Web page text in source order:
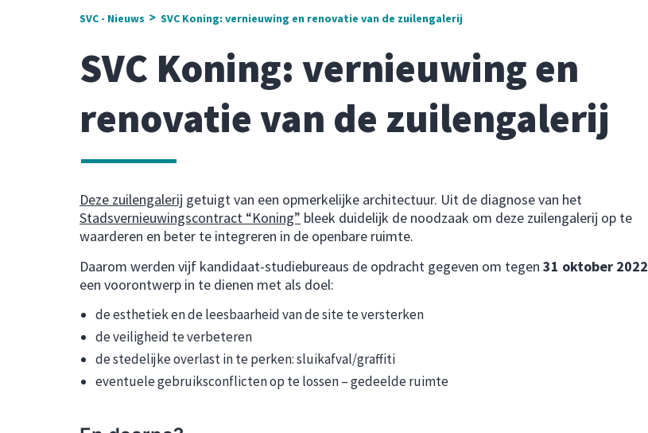
SVC - Nieuws > SVC Koning: vernieuwing en renovatie van de zuilengalerij
SVC Koning: vernieuwing en
renovatie van de zuilengalerij
Deze zuilengalerij getuigt van een opmerkelijke architectuur. Uit de diagnose van het
Stadsvernieuwingscontract “Koning” bleek duidelijk de noodzaak om deze zuilengalerij op te
waarderen en beter te integreren in de openbare ruimte.
Daarom werden vijf kandidaat-studiebureaus de opdracht gegeven om tegen 31 oktober 2022
een voorontwerp in te dienen met als doel:
de esthetiek en de leesbaarheid van de site te versterken
de veiligheid te verbeteren
de stedelijke overlast in te perken: sluikafval/graffiti
eventuele gebruiksconflicten op te lossen – gedeelde ruimte